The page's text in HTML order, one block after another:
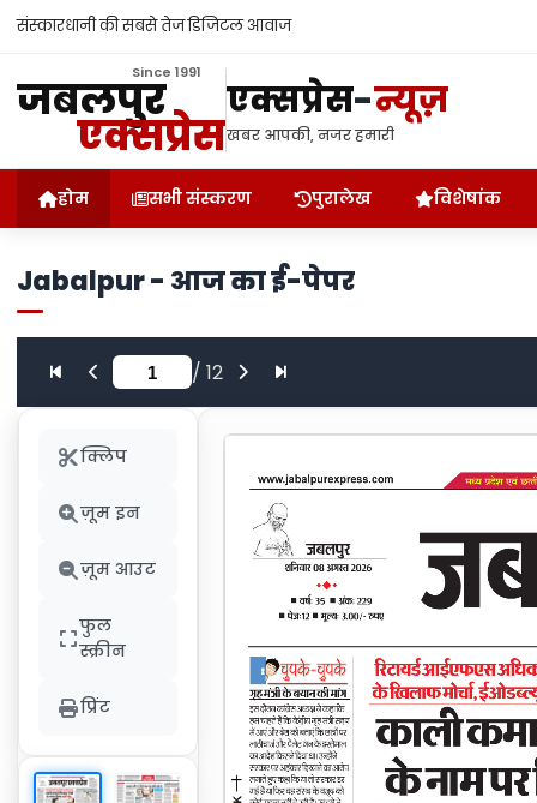
संस्कारधानी की सबसे तेज डिजिटल आवाज
Since 1991
जबलपुर
एक्सप्रेस
एक्सप्रेस-न्यूज़
खबर आपकी, नजर हमारी
होम सभी संस्करण पुरालेख विशेषांक
Jabalpur - आज का ई-पेपर
/ 12
क्लिप
ज़ूम इन
ज़ूम आउट
फुल
स्क्रीन
प्रिंट